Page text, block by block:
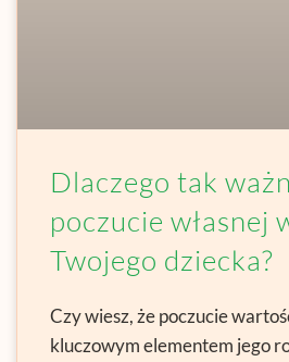
Dlaczego tak
poczucie własnej
Twojego dziecka?
Czy wiesz, że poczucie
kluczowym elementem jego